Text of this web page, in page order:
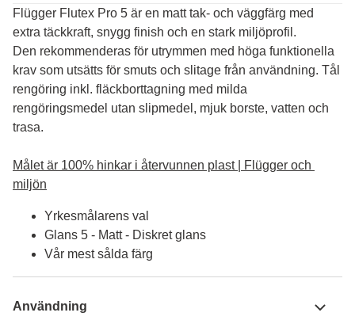
Flügger Flutex Pro 5 är en matt tak- och väggfärg med
extra täckkraft, snygg finish och en stark miljöprofil.
Den rekommenderas för utrymmen med höga funktionella
krav som utsätts för smuts och slitage från användning. Tål
rengöring inkl. fläckborttagning med milda
rengöringsmedel utan slipmedel, mjuk borste, vatten och
trasa.
Målet är 100% hinkar i återvunnen plast | Flügger och
miljön
Yrkesmålarens val
Glans 5 - Matt - Diskret glans
Vår mest sålda färg
Användning